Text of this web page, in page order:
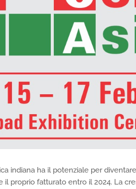
indiana ha il potenziale per
il proprio fatturato entro il 2024. La